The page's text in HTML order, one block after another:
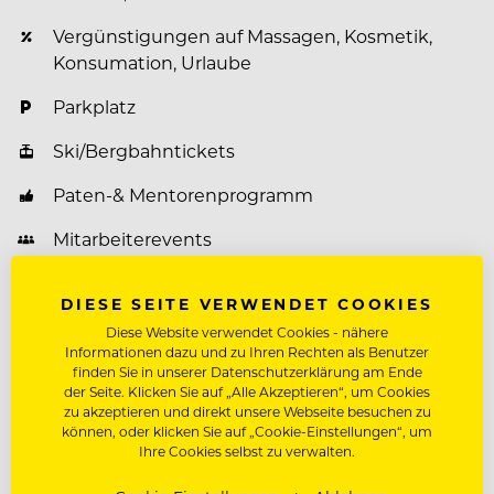
Vergünstigungen auf Massagen, Kosmetik,
Konsumation, Urlaube
Parkplatz
Ski/Bergbahntickets
Paten-& Mentorenprogramm
Mitarbeiterevents
Über Jungbrunn - Der Gutzeitort
Das Hotel Jungbrunn
DIESE SEITE VERWENDET COOKIES
Diese Website verwendet Cookies - nähere
Informationen dazu und zu Ihren Rechten als Benutzer
finden Sie in unserer Datenschutzerklärung am Ende
der Seite. Klicken Sie auf „Alle Akzeptieren“, um Cookies
zu akzeptieren und direkt unsere Webseite besuchen zu
können, oder klicken Sie auf „Cookie-Einstellungen“, um
Ihre Cookies selbst zu verwalten.